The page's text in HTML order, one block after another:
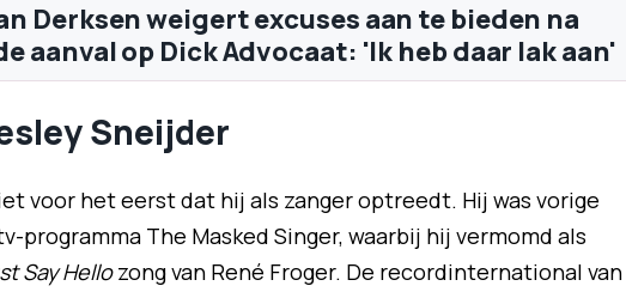
Derksen weigert excuses aan te bieden na
aanval op Dick Advocaat: 'Ik heb daar lak aan'
Sneijder
voor het eerst dat hij als zanger optreedt. Hij was vorige
programma The Masked Singer, waarbij hij vermomd als
Say Hellozong van René Froger. De recordinternational van